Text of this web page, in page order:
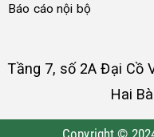
Báo cáo nội bộ
Tầng 7, số 2A Đại Cồ
Hai
Copyright ©